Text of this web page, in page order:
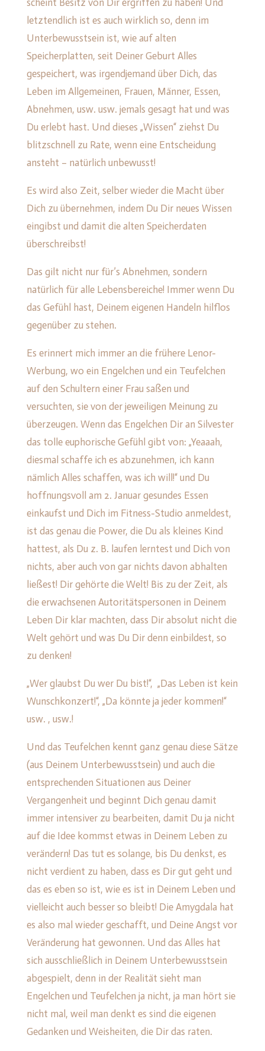
scheint Besitz von Dir ergriffen zu haben! Und
letztendlich ist es auch wirklich so, denn im
Unterbewusstsein ist, wie auf alten
Speicherplatten, seit Deiner Geburt Alles
gespeichert, was irgendjemand über Dich, das
Leben im Allgemeinen, Frauen, Männer, Essen,
Abnehmen, usw. usw. jemals gesagt hat und was
Du erlebt hast. Und dieses „Wissen“ ziehst Du
blitzschnell zu Rate, wenn eine Entscheidung
ansteht – natürlich unbewusst!
Es wird also Zeit, selber wieder die Macht über
Dich zu übernehmen, indem Du Dir neues Wissen
eingibst und damit die alten Speicherdaten
überschreibst!
Das gilt nicht nur für’s Abnehmen, sondern
natürlich für alle Lebensbereiche! Immer wenn Du
das Gefühl hast, Deinem eigenen Handeln hilflos
gegenüber zu stehen.
Es erinnert mich immer an die frühere Lenor-
Werbung, wo ein Engelchen und ein Teufelchen
auf den Schultern einer Frau saßen und
versuchten, sie von der jeweiligen Meinung zu
überzeugen. Wenn das Engelchen Dir an Silvester
das tolle euphorische Gefühl gibt von: „Yeaaah,
diesmal schaffe ich es abzunehmen, ich kann
nämlich Alles schaffen, was ich will!“ und Du
hoffnungsvoll am 2. Januar gesundes Essen
einkaufst und Dich im Fitness-Studio anmeldest,
ist das genau die Power, die Du als kleines Kind
hattest, als Du z. B. laufen lerntest und Dich von
nichts, aber auch von gar nichts davon abhalten
ließest! Dir gehörte die Welt! Bis zu der Zeit, als
die erwachsenen Autoritätspersonen in Deinem
Leben Dir klar machten, dass Dir absolut nicht die
Welt gehört und was Du Dir denn einbildest, so
zu denken!
„Wer glaubst Du wer Du bist!“, „Das Leben ist kein
Wunschkonzert!“, „Da könnte ja jeder kommen!“
usw. , usw.!
Und das Teufelchen kennt ganz genau diese Sätze
(aus Deinem Unterbewusstsein) und auch die
entsprechenden Situationen aus Deiner
Vergangenheit und beginnt Dich genau damit
immer intensiver zu bearbeiten, damit Du ja nicht
auf die Idee kommst etwas in Deinem Leben zu
verändern! Das tut es solange, bis Du denkst, es
nicht verdient zu haben, dass es Dir gut geht und
das es eben so ist, wie es ist in Deinem Leben und
vielleicht auch besser so bleibt! Die Amygdala hat
es also mal wieder geschafft, und Deine Angst vor
Veränderung hat gewonnen. Und das Alles hat
sich ausschließlich in Deinem Unterbewusstsein
abgespielt, denn in der Realität sieht man
Engelchen und Teufelchen ja nicht, ja man hört sie
nicht mal, weil man denkt es sind die eigenen
Gedanken und Weisheiten, die Dir das raten.